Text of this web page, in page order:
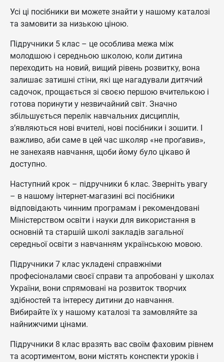
Усі ці посібники ви можете знайти у нашому каталозі
та замовити за низькою ціною.
Підручники 5 клас – це особлива межа між
молодшою і середньою школою, коли дитина
переходить на новий, вищий рівень розвитку, вона
залишає затишні стіни, які ще нагадували дитячий
садочок, прощається зі своєю першою вчителькою і
готова поринути у незвичайний світ. Значно
збільшується перелік навчальних дисциплін,
з’являються нові вчителі, нові посібники і зошити. І
важливо, аби саме в цей час школяр «не проґавив»,
не занехаяв навчання, щоби йому було цікаво й
доступно.
Наступний крок – підручники 6 клас. Зверніть увагу
– в нашому інтернет-магазині всі посібники
відповідають чинним програмам і рекомендовані
Міністерством освіти і науки для використання в
основній та старшій школі закладів загальної
середньої освіти з навчанням українською мовою.
Підручники 7 клас укладені справжніми
професіоналами своєї справи та апробовані у школах
України, вони спрямовані на розвиток творчих
здібностей та інтересу дитини до навчання.
Вибирайте їх у нашому каталозі та замовляйте за
найнижчими цінами.
Підручники 8 клас вразять вас своїм фаховим рівнем
та асортиментом, вони містять конспекти уроків і